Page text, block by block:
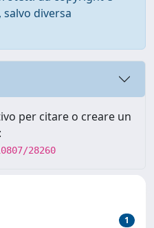
diversa
per citare o creare un
28260
1